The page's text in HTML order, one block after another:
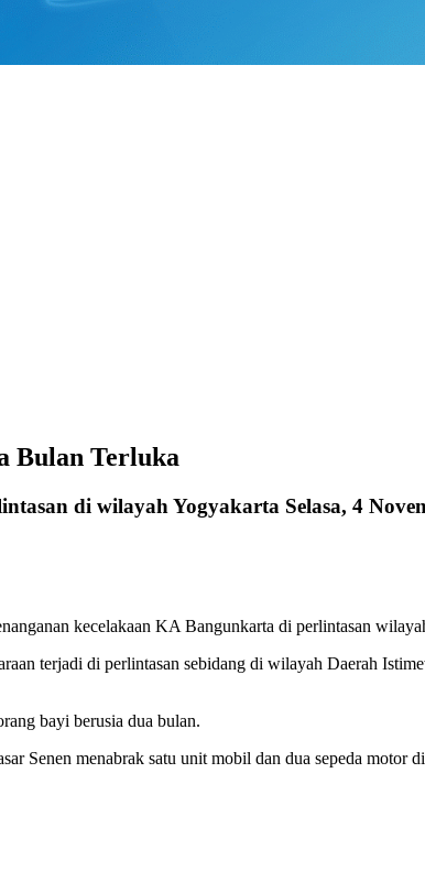
Bulan Terluka
di wilayah Yogyakarta Selasa, 4
kecelakaan KA Bangunkarta di perlintasan
terjadi di perlintasan sebidang di wilayah Daerah
bayi berusia dua bulan.
Senen menabrak satu unit mobil dan dua sepeda